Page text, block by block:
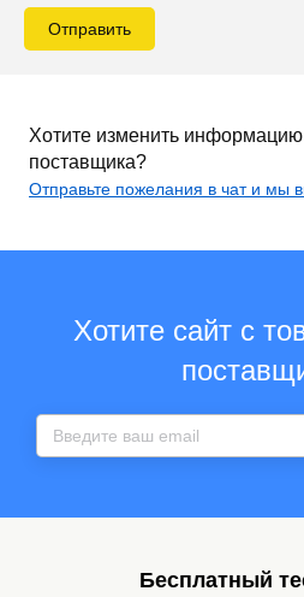
Отправить
Хотите изменить
поставщика?
Отправьте пожелания в чат и мы
Хотите сайт с
Бесплатный